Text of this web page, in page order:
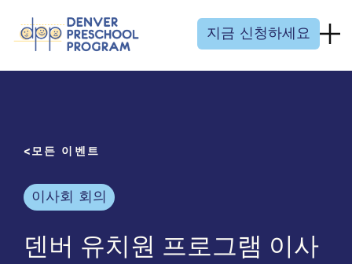
지금 신청하세요
모든 이벤트
이사회 회의
덴버 유치원 프로그램 이사